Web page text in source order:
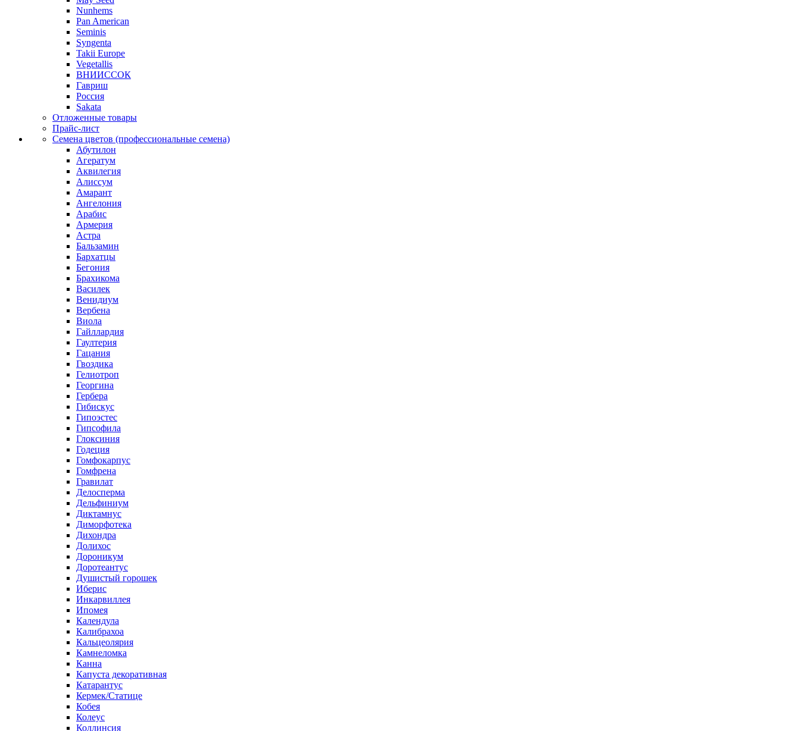
Nunhems
Pan American
Seminis
Syngenta
Takii Europe
Vegetallis
ВНИИССОК
Гавриш
Россия
Sakata
Отложенные товары
Прайс-лист
Семена цветов (профессиональные семена)
Абутилон
Агератум
Аквилегия
Алиссум
Амарант
Ангелония
Арабис
Армерия
Астра
Бальзамин
Бархатцы
Бегония
Брахикома
Василек
Венидиум
Вербена
Виола
Гайллардия
Гаултерия
Гацания
Гвоздика
Гелиотроп
Георгина
Гербера
Гибискус
Гипоэстес
Гипсофила
Глоксиния
Годеция
Гомфокарпус
Гомфрена
Гравилат
Делосперма
Дельфиниум
Диктамнус
Диморфотека
Дихондра
Долихос
Дороникум
Доротеантус
Душистый горошек
Иберис
Инкарвиллея
Ипомея
Календула
Калибрахоа
Кальцеолярия
Камнеломка
Канна
Капуста декоративная
Катарантус
Кермек/Статице
Кобея
Колеус
Коллинсия